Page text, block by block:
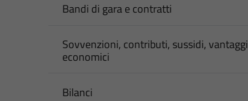
Bandi di gara e contratti
Sovvenzioni, contributi, sussidi, vantaggi
economici
Bilanci